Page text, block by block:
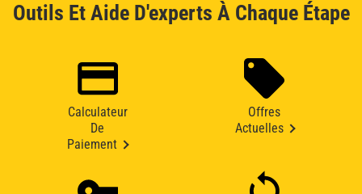
Outils Et Aide D'experts À Chaque Étape
Calculateur
De
Paiement
Offres
Actuelles